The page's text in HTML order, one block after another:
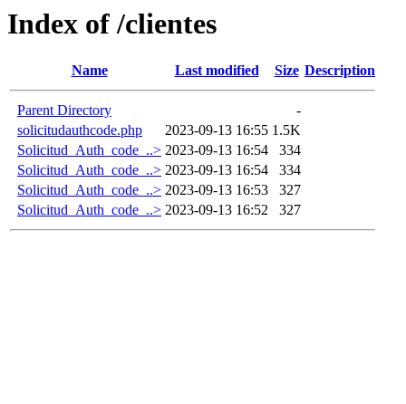
Index of /clientes
Name Last modified Size Description
Parent Directory
-
solicitudauthcode.php
2023-09-13 16:55 1.5K
Solicitud_Auth_code_..> 2023-09-13 16:54
334
Solicitud_Auth_code_..> 2023-09-13 16:54
334
Solicitud_Auth_code_..> 2023-09-13 16:53
327
Solicitud_Auth_code_..> 2023-09-13 16:52 327